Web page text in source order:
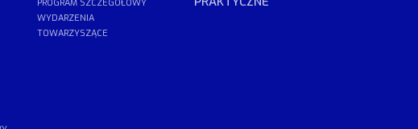
PROGRAM SZCZEGÓŁOWY
WYDARZENIA
TOWARZYSZĄCE